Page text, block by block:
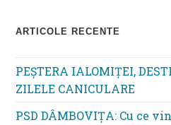
ARTICOLE RECENTE
PEȘTERA IALOMIȚEI,
ZILELE CANICULARE
PSD DÂMBOVIȚA: Cu ce